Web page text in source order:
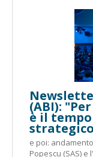
(ABI):
è il
e poi:
Popescu (SAS) e